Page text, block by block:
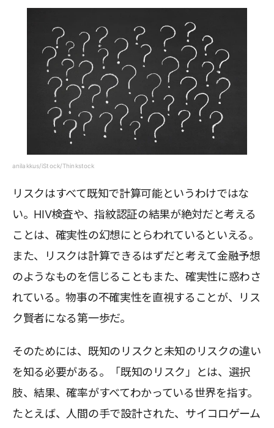
anilakkus/iStock/Thinkstock
リスクはすべて既知で計算可能というわけではな
い。HIV検査や、指紋認証の結果が絶対だと考える
ことは、確実性の幻想にとらわれているといえる。
また、リスクは計算できるはずだと考えて金融予想
のようなものを信じることもまた、確実性に惑わさ
れている。物事の不確実性を直視することが、リス
ク賢者になる第一歩だ。
そのためには、既知のリスクと未知のリスクの違い
を知る必要がある。「既知のリスク」とは、選択
肢、結果、確率がすべてわかっている世界を指す。
たとえば、人間の手で設計された、サイコロゲーム